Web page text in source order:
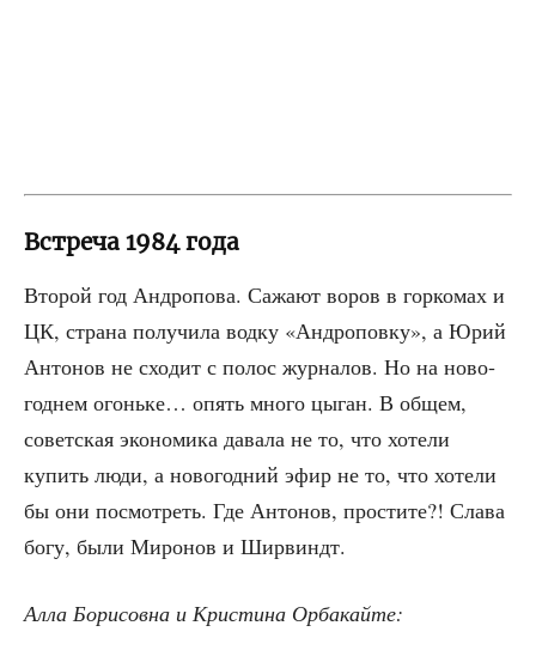
Встреча 1984 года
Вто­рой год Андро­по­ва. Сажа­ют воров в гор­ко­мах и
ЦК, стра­на полу­чи­ла вод­ку «Андро­пов­ку», а Юрий
Анто­нов не схо­дит с полос жур­на­лов. Но на ново­
год­нем огонь­ке… опять мно­го цыган. В общем,
совет­ская эко­но­ми­ка дава­ла не то, что хоте­ли
купить люди, а ново­год­ний эфир не то, что хоте­ли
бы они посмот­реть. Где Анто­нов, про­сти­те?! Сла­ва
богу, были Миро­нов и Ширвиндт.
Алла Бори­сов­на и Кри­сти­на Орбакайте: